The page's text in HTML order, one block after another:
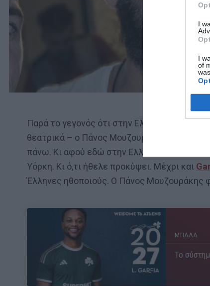
I
I
of
Παρά το γεγονός ότι στην Ελλάδα έχει
θεατρικά – ο Πάνος Μουζουράκης έχει κι
πάνω. Κι αφού εδώ στην Ελλάδα οι
Υόρκη. Κι ό,τι ήθελε προκύψει. Μέχρι και
Έλληνες ηθοποιούς. Ο Πάνος Μουζουράκης
ΜΠΑΛΑ
Το